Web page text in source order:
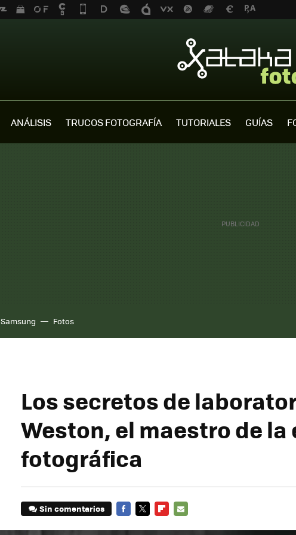
ANÁLISIS TRUCOS FOTOGRAFÍA TUTORIALES GUÍAS
Samsung Fotos
Los secretos de
Weston, el maestro de la
fotográfica
Sin comentarios